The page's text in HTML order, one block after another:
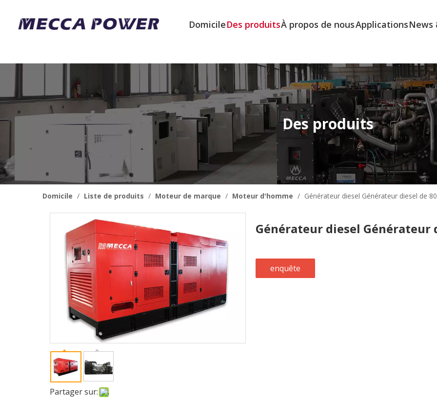
DomicileDes produitsÀ propos de nousApplicationsNews
Des produits
Domicile / Liste de produits / Moteur de marque / Moteur d'homme / Générateur diesel Générateur diesel de
Partager sur:
Générateur diesel Générateur
enquête